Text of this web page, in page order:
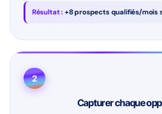
Résultat :+8 prospects qualifiés/mois
2
Capturer chaque